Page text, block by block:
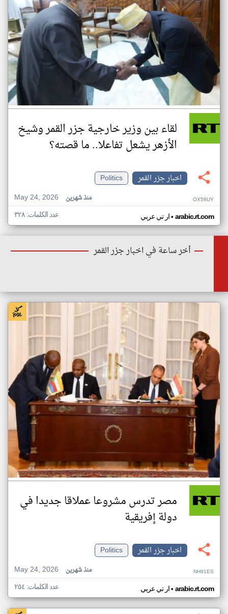
لقاء بين وزير خارجية جزر القمر وشيخ
الأزهر يشعل تفاعلا.. ما قصته؟
اخبار جزر القمر
Politics
May 24, 2026
منذ شهرين OX58UY
ار تي عربي• arabic.rt.com عدد الكلمات: ٣٢٨
أخر ساعة في اخبار جزر القمر
مصر تدرس مشروعا عملاقا جديدا في
دولة إفريقية
اخبار جزر القمر
Politics
May 24, 2026
منذ شهرين NH91ES
ار تي عربي• arabic.rt.com عدد الكلمات: ٢٥٤